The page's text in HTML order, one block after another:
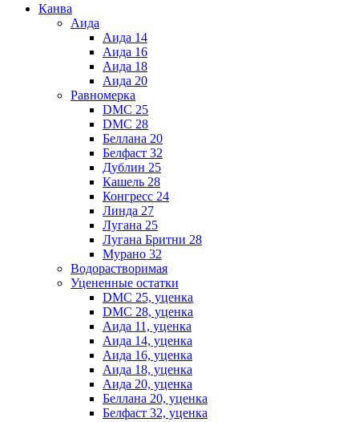
Канва
Аида
Аида 14
Аида 16
Аида 18
Аида 20
Равномерка
DMC 25
DMC 28
Беллана 20
Белфаст 32
Дублин 25
Кашель 28
Конгресс 24
Линда 27
Лугана 25
Лугана Бритни 28
Мурано 32
Водорастворимая
Уцененные остатки
DMC 25, уценка
DMC 28, уценка
Аида 11, уценка
Аида 14, уценка
Аида 16, уценка
Аида 18, уценка
Аида 20, уценка
Беллана 20, уценка
Белфаст 32, уценка